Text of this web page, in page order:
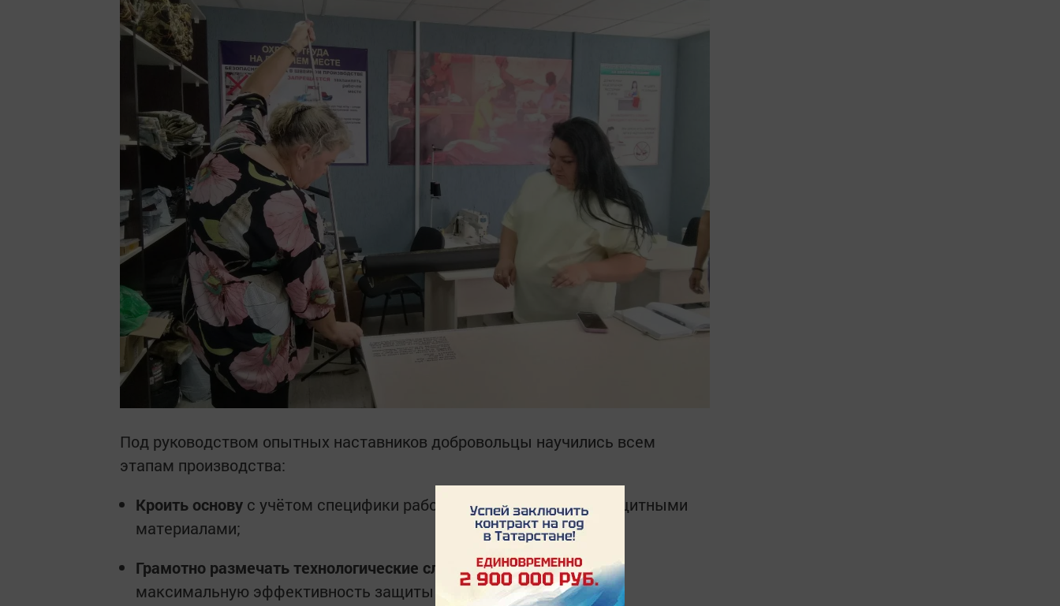
Под руководством опытных наставников добровольцы научились всем
этапам производства:
Кроить основу с учётом специфики работы с многослойными защитными
материалами;
Грамотно размечать технологические слои
, чтобы обеспечить
максимальную эффективность защиты от тепловизоров;